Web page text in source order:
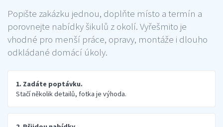
Popište zakázku jednou, doplňte místo a termín a
porovnejte nabídky šikulů z okolí. Vyřešmito je
vhodné pro menší práce, opravy, montáže i dlouho
odkládané domácí úkoly.
1. Zadáte poptávku.
Stačí několik detailů, fotka je výhoda.